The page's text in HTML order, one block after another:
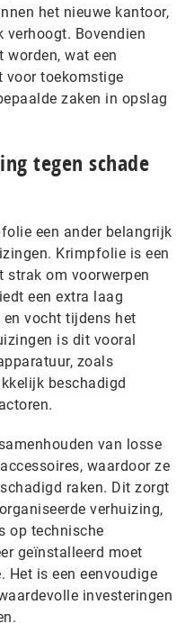
het nieuwe kantoor,
Bovendien
worden, wat een
voor toekomstige
zaken in opslag
tegen schade
een ander belangrijk
Krimpfolie is een
om voorwerpen
een extra laag
vocht tijdens het
is dit vooral
zoals
beschadigd
van losse
waardoor ze
raken. Dit zorgt
verhuizing,
op technische
geïnstalleerd moet
Het is een eenvoudige
investeringen